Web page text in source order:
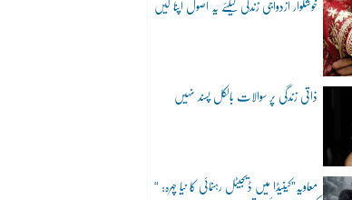
خوشگوار ازدواجی زندگی کیلئے یہ اُصول اپنا لیں
ذاتی زندگی پر سوالات بالکل پسند نہیں
“معاویہ”کینیڈا میں ڈیجیٹل رہنمائی کا نیا چہرہ: